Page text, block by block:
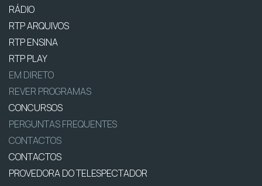
RÁDIO
RTP ARQUIVOS
RTP ENSINA
RTP PLAY
EM DIRETO
REVER PROGRAMAS
CONCURSOS
PERGUNTAS FREQUENTES
CONTACTOS
CONTACTOS
PROVEDORA DO TELESPECTADOR